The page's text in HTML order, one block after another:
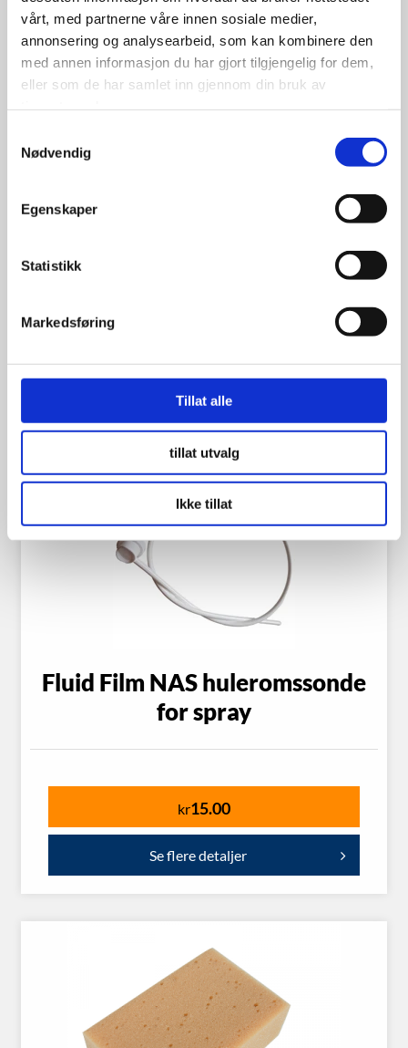
vårt, med partnerne våre innen sosiale medier,
annonsering og analysearbeid, som kan kombinere den
med annen informasjon du har gjort tilgjengelig for dem,
eller som de har samlet inn gjennom din bruk av
Nødvendig
Egenskaper
Statistikk
Markedsføring
Tillat alle
tillat utvalg
Ikke tillat
kr25.00
Se flere detaljer
Fluid Film NAS huleromssonde
for spray
kr15.00
Se flere detaljer